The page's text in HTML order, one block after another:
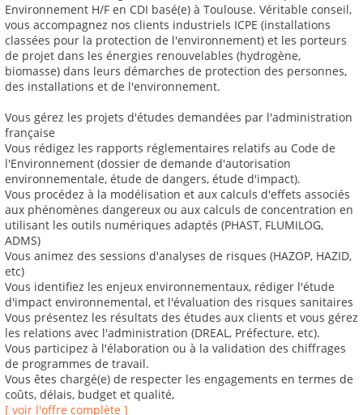
Environnement H/F en CDI basé(e) à Toulouse. Véritable conseil,
vous accompagnez nos clients industriels ICPE (installations
classées pour la protection de l'environnement) et les porteurs
de projet dans les énergies renouvelables (hydrogène,
biomasse) dans leurs démarches de protection des personnes,
des installations et de l'environnement.
Vous gérez les projets d'études demandées par l'administration
française
Vous rédigez les rapports réglementaires relatifs au Code de
l'Environnement (dossier de demande d'autorisation
environnementale, étude de dangers, étude d'impact).
Vous procédez à la modélisation et aux calculs d'effets associés
aux phénomènes dangereux ou aux calculs de concentration en
utilisant les outils numériques adaptés (PHAST, FLUMILOG,
ADMS)
Vous animez des sessions d'analyses de risques (HAZOP, HAZID,
etc)
Vous identifiez les enjeux environnementaux, rédiger l'étude
d'impact environnemental, et l'évaluation des risques sanitaires
Vous présentez les résultats des études aux clients et vous gérez
les relations avec l'administration (DREAL, Préfecture, etc).
Vous participez à l'élaboration ou à la validation des chiffrages
de programmes de travail.
Vous êtes chargé(e) de respecter les engagements en termes de
coûts, délais, budget et qualité,
[ voir l'offre complète ]